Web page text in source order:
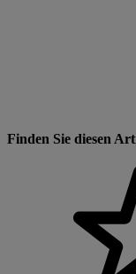
Finden Sie diesen